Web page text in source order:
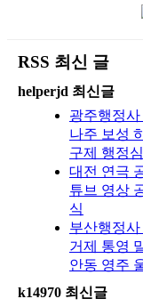
RSS 최신 글
helperjd 최신글
광주행정
나주 보성
구제 행정
대전 연극
튜브 영상
식
부산행정
거제 통영
안동 영주
k14970 최신글